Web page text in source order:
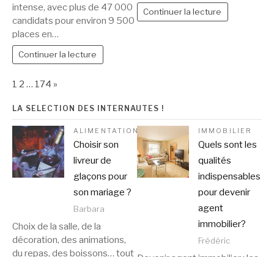
intense, avec plus de 47 000
candidats pour environ 9 500
places en…
Continuer la lecture
Continuer la lecture
Page:
1 2 … 174 Next
»
LA SELECTION DES INTERNAUTES !
ALIMENTATION
Choisir son
livreur de
glaçons pour
son mariage ?
Barbara
Choix de la salle, de la
décoration, des animations,
du repas, des boissons… tout
IMMOBILIER
Quels sont les
qualités
indispensables
pour devenir
agent
immobilier?
Frédéric